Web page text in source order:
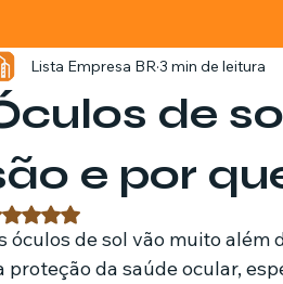
Saúde Sem categoria
Economia
de marketing Filmes e séries
de
e por
Lista Empresa BR 3 min de leitura
Avaliado com NaN de 5 estrelas.
óculos de sol vão muito
proteção da saúde ocular,